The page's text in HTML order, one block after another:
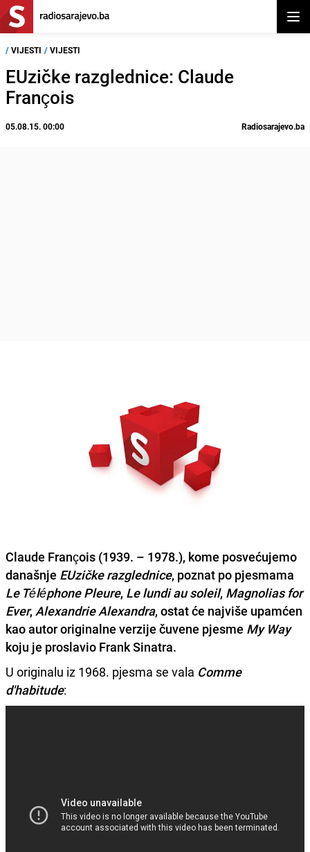
/ VIJESTI / VIJESTI
EUzičke razglednice: Claude
François
05.08.15. 00:00 Radiosarajevo.ba
Claude François (1939. – 1978.), kome posvećujemo
današnje EUzičke razglednice, poznat po pjesmama
Le Téléphone Pleure, Le lundi au soleil, Magnolias for
Ever, Alexandrie Alexandra, ostat će najviše upamćen
kao autor originalne verzije čuvene pjesme My Way
koju je proslavio Frank Sinatra.
U originalu iz 1968. pjesma se vala Comme
d'habitude: